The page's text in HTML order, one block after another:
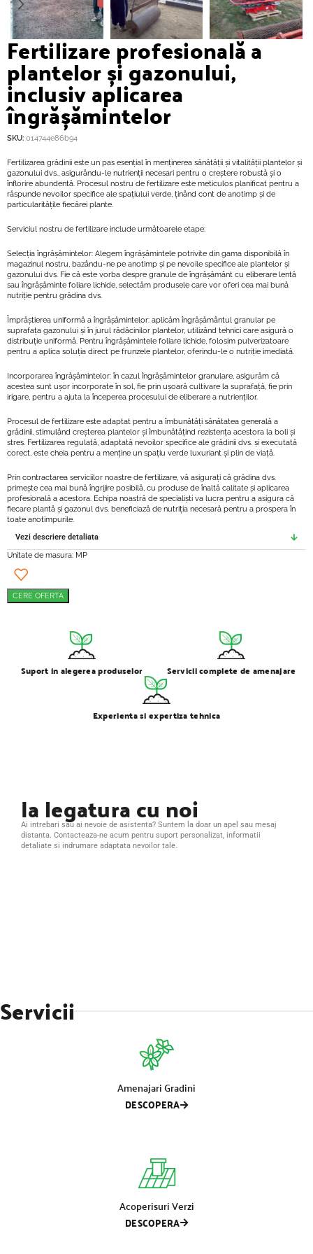
Fertilizare profesională a
plantelor și gazonului,
inclusiv aplicarea
îngrășămintelor
SKU: 014744e86b94
Fertilizarea grădinii este un pas esențial în menținerea sănătății și vitalității plantelor și
gazonului dvs., asigurându-le nutrienții necesari pentru o creștere robustă și o
înflorire abundentă. Procesul nostru de fertilizare este meticulos planificat pentru a
răspunde nevoilor specifice ale spațiului verde, ținând cont de anotimp și de
particularitățile fiecărei plante.
Serviciul nostru de fertilizare include următoarele etape:
Selecția îngrășămintelor: Alegem îngrășămintele potrivite din gama disponibilă în
magazinul nostru, bazându-ne pe anotimp și pe nevoile specifice ale plantelor și
gazonului dvs. Fie că este vorba despre granule de îngrășământ cu eliberare lentă
sau îngrășăminte foliare lichide, selectăm produsele care vor oferi cea mai bună
nutriție pentru grădina dvs.
Împrăștierea uniformă a îngrășămintelor: aplicăm îngrășământul granular pe
suprafața gazonului și în jurul rădăcinilor plantelor, utilizând tehnici care asigură o
distribuție uniformă. Pentru îngrășămintele foliare lichide, folosim pulverizatoare
pentru a aplica soluția direct pe frunzele plantelor, oferindu-le o nutriție imediată.
Incorporarea îngrășămintelor: în cazul îngrășămintelor granulare, asigurăm că
acestea sunt ușor incorporate în sol, fie prin ușoară cultivare la suprafață, fie prin
irigare, pentru a ajuta la începerea procesului de eliberare a nutrienților.
Procesul de fertilizare este adaptat pentru a îmbunătăți sănătatea generală a
grădinii, stimulând creșterea plantelor și îmbunătățind rezistența acestora la boli și
stres. Fertilizarea regulată, adaptată nevoilor specifice ale grădinii dvs. și executată
corect, este cheia pentru a menține un spațiu verde luxuriant și plin de viață.
Prin contractarea serviciilor noastre de fertilizare, vă asigurați că grădina dvs.
primește cea mai bună îngrijire posibilă, cu produse de înaltă calitate și aplicarea
profesională a acestora. Echipa noastră de specialiști va lucra pentru a asigura că
fiecare plantă și gazonul dvs. beneficiază de nutriția necesară pentru a prospera în
toate anotimpurile.
Vezi descriere detaliata
Unitate de masura: MP
CERE OFERTA
Suport in alegerea produselor Servicii complete de amenajare
Experienta si expertiza tehnica
Ia legatura cu noi
Ai intrebari sau ai nevoie de asistenta? Suntem la doar un apel sau mesaj
distanta. Contacteaza-ne acum pentru suport personalizat, informatii
detaliate si indrumare adaptata nevoilor tale.
Servicii
Amenajari Gradini
DESCOPERA
Acoperisuri Verzi
DESCOPERA